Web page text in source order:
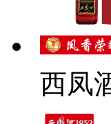
西凤